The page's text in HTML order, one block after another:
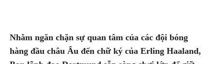
Nhằm ngăn chặn sự quan tâm của các đội bóng
hàng đầu châu Âu đến chữ ký của Erling Haaland,